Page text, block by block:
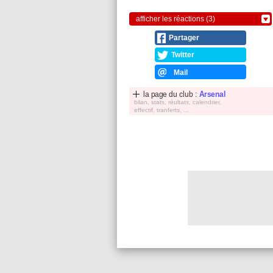
afficher les réactions (3)
Partager
Twitter
Mail
la page du club : Arsenal
bilan, stats, réultats, calendrier,
effectif, tranferts, ...